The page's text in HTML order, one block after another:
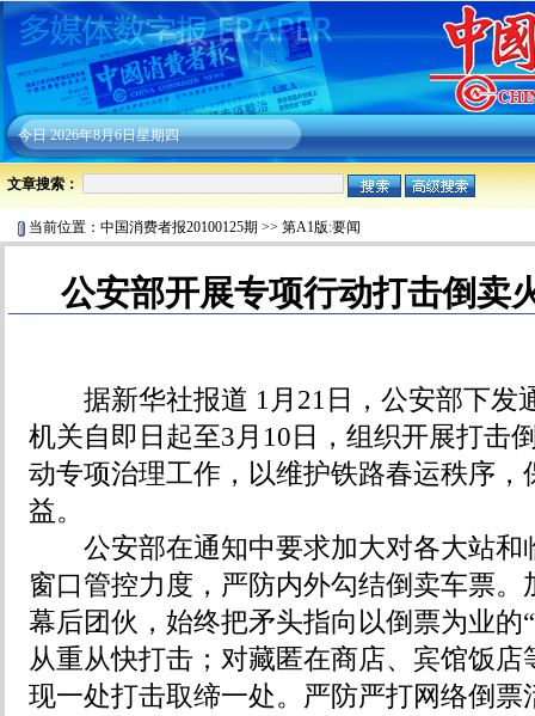
今日2026年8月6日星期四
文章搜索：
当前位置： 中国消费者报20100125期 >> 第A1版:要闻
公安部开展专项行动打击倒卖
据新华社报道 1月21日，公安部下发
机关自即日起至3月10日，组织开展打击
动专项治理工作，以维护铁路春运秩序，
益。
公安部在通知中要求加大对各大站和
窗口管控力度，严防内外勾结倒卖车票。
幕后团伙，始终把矛头指向以倒票为业的
从重从快打击；对藏匿在商店、宾馆饭
现一处打击取缔一处。严防严打网络倒票